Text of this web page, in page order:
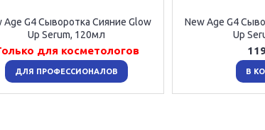
Age G4 Сыворотка Сияние Glow
Up Serum, 120мл
для косметологов
ДЛЯ ПРОФЕССИОНАЛОВ
New Age G4
Up
В